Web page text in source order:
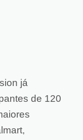
já
de 120